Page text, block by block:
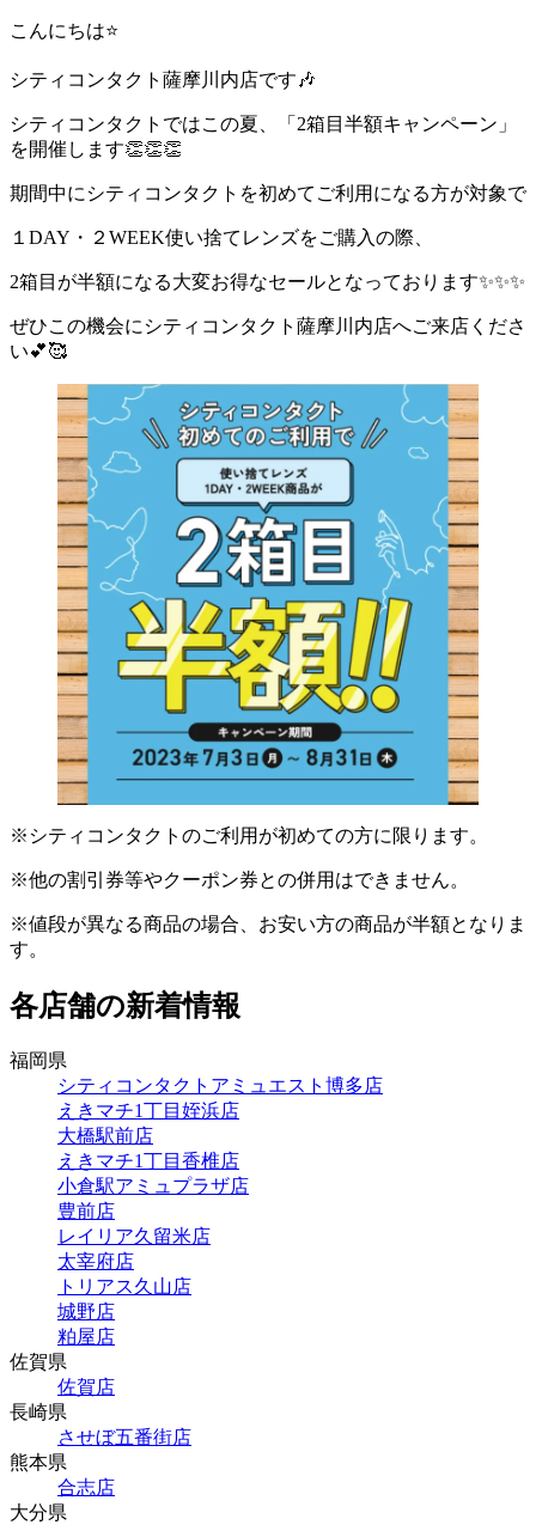
こんにちは⭐
シティコンタクト薩摩川内店です🎶
シティコンタクトではこの夏、「2箱目半額キャンペーン」
を開催します👏👏👏
期間中にシティコンタクトを初めてご利用になる方が対象で
１DAY・２WEEK使い捨てレンズをご購入の際、
2箱目が半額になる大変お得なセールとなっております✨✨✨
ぜひこの機会にシティコンタクト薩摩川内店へご来店くださ
い💕🥰
※シティコンタクトのご利用が初めての方に限ります。
※他の割引券等やクーポン券との併用はできません。
※値段が異なる商品の場合、お安い方の商品が半額となりま
す。
各店舗の新着情報
福岡県
シティコンタクトアミュエスト博多店
えきマチ1丁目姪浜店
大橋駅前店
えきマチ1丁目香椎店
小倉駅アミュプラザ店
豊前店
レイリア久留米店
太宰府店
トリアス久山店
城野店
粕屋店
佐賀県
佐賀店
長崎県
させぼ五番街店
熊本県
合志店
大分県